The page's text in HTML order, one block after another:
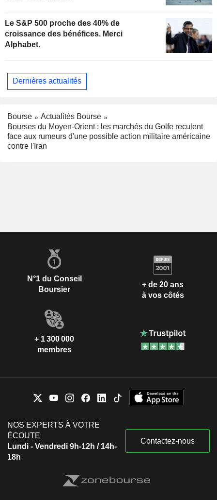
Le S&P 500 proche des 40% de
croissance des bénéfices. Merci
Alphabet.
Dernières actualités
Bourse
Actualités Bourse
Bourses du Moyen-Orient : les marchés du Golfe reculent
face aux rumeurs d'une possible action militaire américaine
contre l'Iran
N°1 du Conseil
Boursier
+ de 20 ans
à vos côtés
+ 1 300 000
membres
NOS EXPERTS À VOTRE
ÉCOUTE
Lundi - Vendredi 9h-12h / 14h-
18h
Contactez-nous